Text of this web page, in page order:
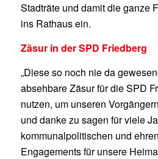
Stadträte und damit die ganze
ins Rathaus ein.
Zäsur in der SPD Friedberg
„Diese so noch nie da
absehbare Zäsur für die SPD
nutzen, um unseren
und danke zu sagen für viele
kommunalpolitischen und
Engagements für unsere